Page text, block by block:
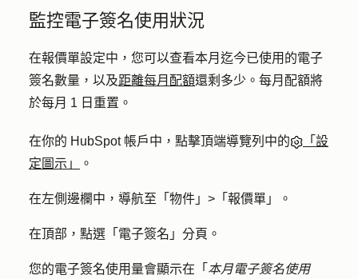
監控電子簽名使用狀況
在報價單設定中，您可以查看本月迄今已使用的電子
簽名數量，以及距離每月配額還剩多少。每月配額將
於每月 1 日重置。
在你的 HubSpot 帳戶中，點擊頂端導覽列中的
「設
定圖示」
。
在左側邊欄中，導航至「 物件 」>「 報價單 」。
在頂部，點選「 電子簽名 」分頁。
您的電子簽名使用量會顯示在「 本月電子簽名使用